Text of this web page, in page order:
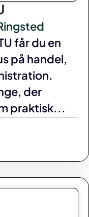
får du en
på handel,
der
praktisk...